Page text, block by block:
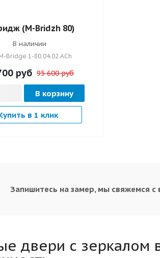
(М-Вridzh 80)
В наличии
Bridge 1-80.04.02.ACh
руб 95 600 руб
В корзину
в 1 клик
Запишитесь на замер, мы свяжемся
двери с зеркалом